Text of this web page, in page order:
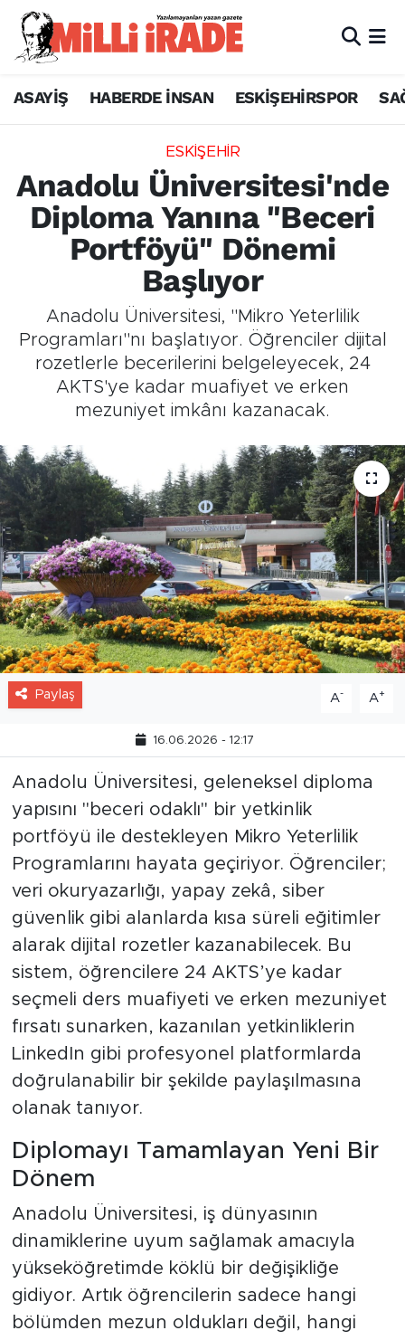
ASAYİŞ HABERDE İNSAN ESKİŞEHİRSPOR
ESKİŞEHİR
Anadolu Üniversitesi'nde
Diploma Yanına "Beceri
Portföyü" Dönemi
Başlıyor
Anadolu Üniversitesi, "Mikro Yeterlilik
Programları"nı başlatıyor. Öğrenciler dijital
rozetlerle becerilerini belgeleyecek, 24
AKTS'ye kadar muafiyet ve erken
mezuniyet imkânı kazanacak.
Paylaş A- A+
16.06.2026 - 12:17
Anadolu Üniversitesi, geleneksel diploma
yapısını "beceri odaklı" bir yetkinlik
portföyü ile destekleyen Mikro Yeterlilik
Programlarını hayata geçiriyor. Öğrenciler;
veri okuryazarlığı, yapay zekâ, siber
güvenlik gibi alanlarda kısa süreli eğitimler
alarak dijital rozetler kazanabilecek. Bu
sistem, öğrencilere 24 AKTS’ye kadar
seçmeli ders muafiyeti ve erken mezuniyet
fırsatı sunarken, kazanılan yetkinliklerin
LinkedIn gibi profesyonel platformlarda
doğrulanabilir bir şekilde paylaşılmasına
olanak tanıyor.
Diplomayı Tamamlayan Yeni Bir
Dönem
Anadolu Üniversitesi, iş dünyasının
dinamiklerine uyum sağlamak amacıyla
yükseköğretimde köklü bir değişikliğe
gidiyor. Artık öğrencilerin sadece hangi
bölümden mezun oldukları değil, hangi